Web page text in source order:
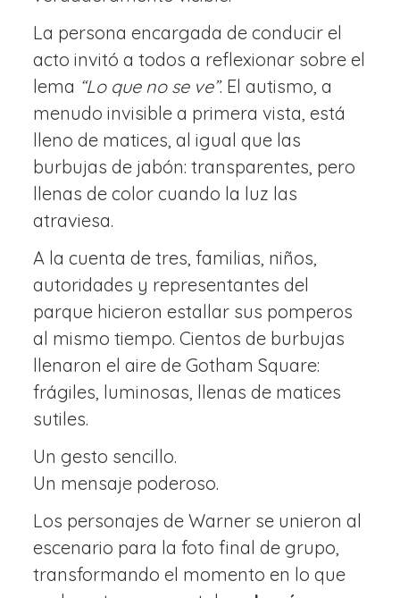
La persona encargada de conducir el
acto invitó a todos a reflexionar sobre el
lema “Lo que no se ve”. El autismo, a
menudo invisible a primera vista, está
lleno de matices, al igual que las
burbujas de jabón: transparentes, pero
llenas de color cuando la luz las
atraviesa.
A la cuenta de tres, familias, niños,
autoridades y representantes del
parque hicieron estallar sus pomperos
al mismo tiempo. Cientos de burbujas
llenaron el aire de Gotham Square:
frágiles, luminosas, llenas de matices
sutiles.
Un gesto sencillo.
Un mensaje poderoso.
Los personajes de Warner se unieron al
escenario para la foto final de grupo,
transformando el momento en lo que